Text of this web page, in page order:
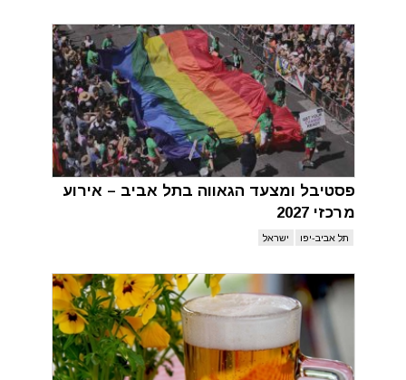
פסטיבל ומצעד הגאווה בתל אביב – אירוע
מרכזי 2027
תל אביב-יפו ישראל